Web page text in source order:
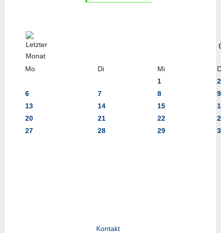
Mo Di Mi
1
2
6
7 8
9
13
14 15
20
21 22
27
28 29
Kontakt